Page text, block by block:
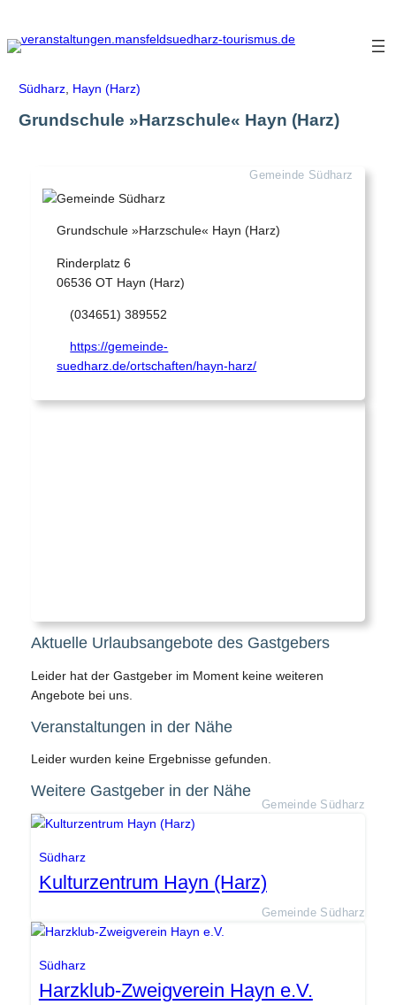
Inhalt
springen
Südharz Hayn (Harz)
Grundschule »Harzschule« Hayn (Harz)
Gemeinde Südharz
Grundschule »Harzschule« Hayn (Harz)
Rinderplatz 6
06536 OT Hayn (Harz)
(034651) 389552
https://gemeinde-
suedharz.de/ortschaften/hayn-harz/
Aktuelle Urlaubsangebote des Gastgebers
Leider hat der Gastgeber im Moment keine weiteren
Angebote bei uns.
Veranstaltungen in der Nähe
Leider wurden keine Ergebnisse gefunden.
Weitere Gastgeber in der Nähe
Gemeinde Südharz
Südharz
Kulturzentrum Hayn (Harz)
Gemeinde Südharz
Südharz
Harzklub-Zweigverein Hayn e.V.